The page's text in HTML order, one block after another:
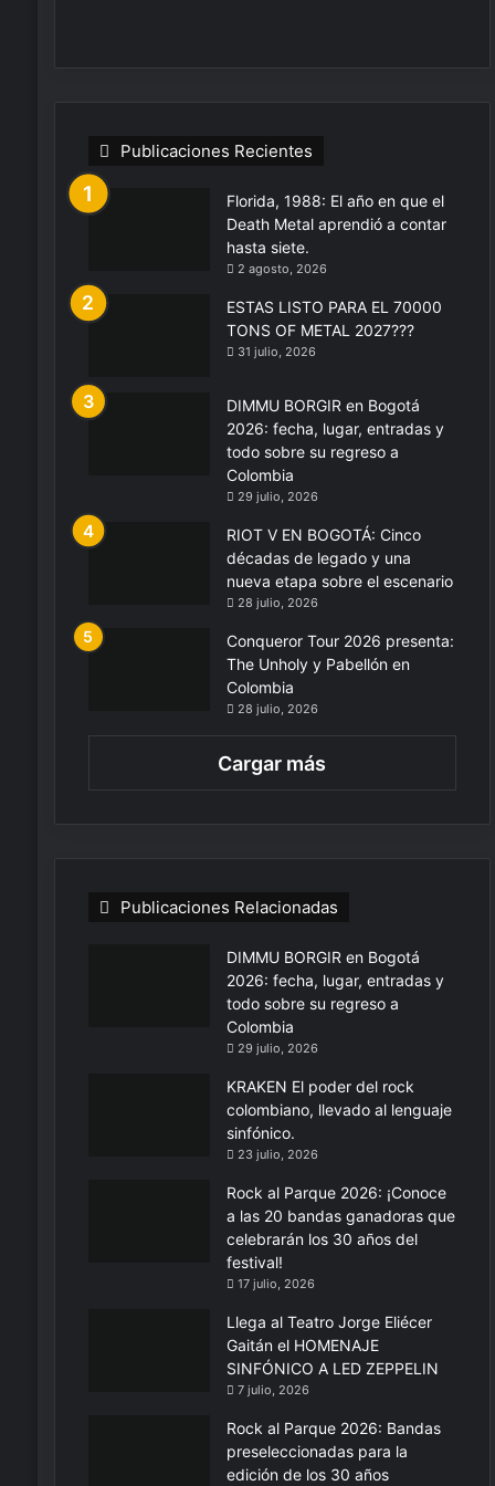
Publicaciones Recientes
Florida, 1988: El año en que el
Death Metal aprendió a contar
hasta siete.
2 agosto, 2026
ESTAS LISTO PARA EL 70000
TONS OF METAL 2027???
31 julio, 2026
DIMMU BORGIR en Bogotá
2026: fecha, lugar, entradas y
todo sobre su regreso a
Colombia
29 julio, 2026
RIOT V EN BOGOTÁ: Cinco
décadas de legado y una
nueva etapa sobre el escenario
28 julio, 2026
Conqueror Tour 2026 presenta:
The Unholy y Pabellón en
Colombia
28 julio, 2026
Cargar más
Publicaciones Relacionadas
DIMMU BORGIR en Bogotá
2026: fecha, lugar, entradas y
todo sobre su regreso a
Colombia
29 julio, 2026
KRAKEN El poder del rock
colombiano, llevado al lenguaje
sinfónico.
23 julio, 2026
Rock al Parque 2026: ¡Conoce
a las 20 bandas ganadoras que
celebrarán los 30 años del
festival!
17 julio, 2026
Llega al Teatro Jorge Eliécer
Gaitán el HOMENAJE
SINFÓNICO A LED ZEPPELIN
7 julio, 2026
Rock al Parque 2026: Bandas
preseleccionadas para la
edición de los 30 años